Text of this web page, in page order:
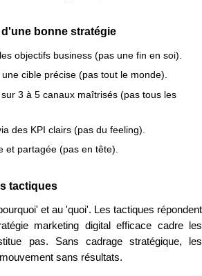
bonne stratégie
objectifs business (pas une fin en soi).
cible précise (pas tout le monde).
3 à 5 canaux maîtrisés (pas tous les
des KPI clairs (pas du feeling).
et partagée (pas en tête).
tactiques
et au 'quoi'. Les tactiques répondent
marketing digital efficace cadre les
pas. Sans cadrage stratégique, les
sans résultats.